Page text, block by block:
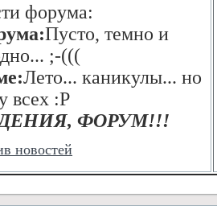
форума:
Пусто, темно и
;-(((
Лето... каникулы... но
всех :P
ФОРУМ!!!
новостей